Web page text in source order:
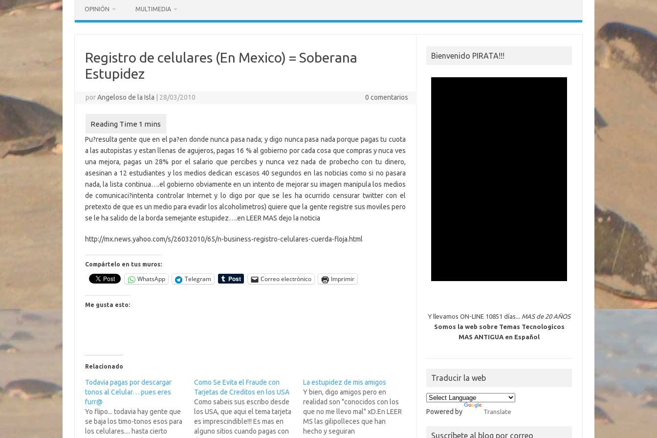
OPINIÓN MULTIMEDIA
Registro de celulares (En Mexico) = Soberana
Estupidez
porAngeloso de la Isla 28/03/2010 0 comentarios
Pu?resulta gente que en el pa?en donde nunca pasa nada; y digo nunca pasa nada porque pagas tu cuota
a las autopistas y estan llenas de agujeros, pagas 16 % al gobierno por cada cosa que compras y nuca ves
una mejora, pagas un 28% por el salario que percibes y nunca vez nada de probecho con tu dinero,
asesinan a 12 estudiantes y los medios dedican escasos 40 segundos en las noticias como si no pasara
nada, la lista continua….el gobierno obviamente en un intento de mejorar su imagen manipula los medios
de comunicaci?intenta controlar Internet y lo digo por que se les ha ocurrido censurar twitter con el
pretexto de que es un medio para evadir los alcoholimetros) quiere que la gente registre sus moviles pero
se le ha salido de la borda semejante estupidez….en LEER MAS dejo la noticia
http://mx.news.yahoo.com/s/26032010/65/n-business-registro-celulares-cuerda-floja.html
Compártelo en tus muros:
WhatsApp Telegram Correo electrónico Imprimir
Me gusta esto:
Relacionado
Todavia pagas por descargar
tonos al Celular… pues eres
furr@
Yo flipo... todavia hay gente que
se baja los timo-tonos esos para
los celulares.... hasta cierto
Como Se Evita el Fraude con
Tarjetas de Creditos en los USA
Como sabeis sus escribo desde
los USA, que aqui el tema tarjeta
es imprescindible!!! Es mas en
alguno sitios cuando pagas con
La estupidez de mis amigos
Y bien, digo amigos pero en
realidad son "conocidos con los
que no me llevo mal" xD.En LEER
MS las gilipolleces que han
hecho y seguiran
Bienvenido PIRATA!!!
Y llevamos ON-LINE 10851 días... MAS de 20 AÑOS
Somos la web sobre Temas Tecnologicos
MAS ANTIGUA en Español
Traducir la web
Powered by Translate
Suscríbete al blog por correo